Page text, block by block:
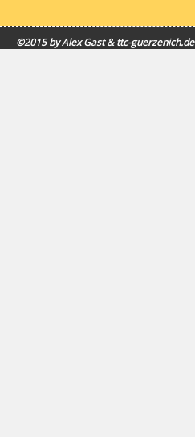
©2015 by Alex Gast & ttc-guerzenich.de